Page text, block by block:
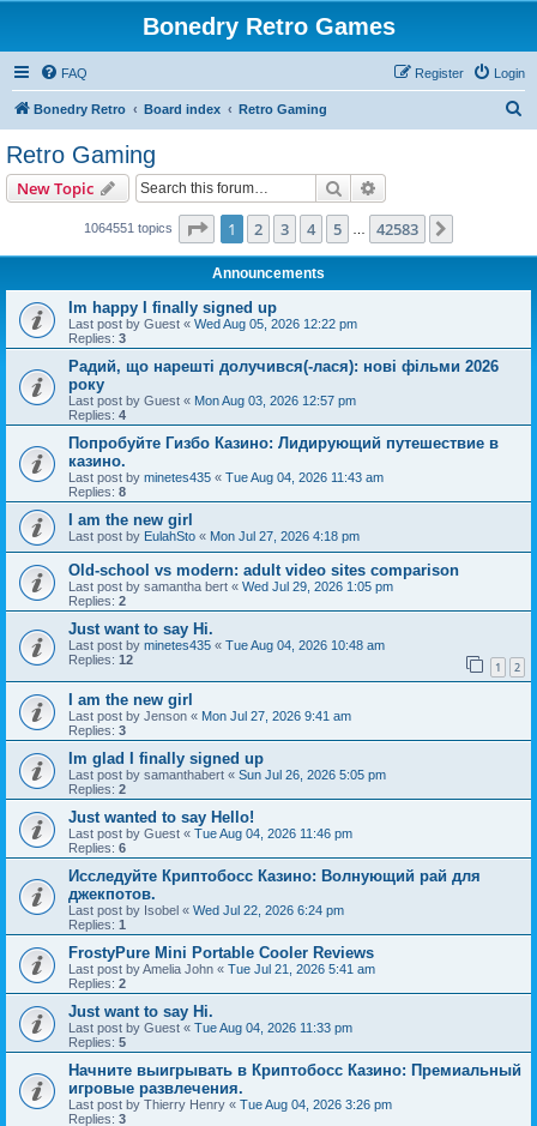
Bonedry Retro Games
FAQ Login
Register
Bonedry Retro Board index Retro Gaming
Retro Gaming
New Topic Search
1064551 topics Page 1of 42583
1 2 3 4 5 42583
Announcements
Im happy I finally signed up
Last post by Guest « Wed Aug 05, 2026 12:22 pm
Replies: 3
Радий, що нарешті долучився(-лася): нові фільми 2026
року
Last post by Guest « Mon Aug 03, 2026 12:57 pm
Replies: 4
Попробуйте Гизбо Казино: Лидирующий путешествие в
казино.
Last post by minetes435 « Tue Aug 04, 2026 11:43 am
Replies: 8
I am the new girl
Last post by EulahSto « Mon Jul 27, 2026 4:18 pm
Old-school vs modern: adult video sites comparison
Last post by samantha bert « Wed Jul 29, 2026 1:05 pm
Replies: 2
Just want to say Hi.
Last post by minetes435 « Tue Aug 04, 2026 10:48 am
Replies: 12 1 2
I am the new girl
Last post by Jenson « Mon Jul 27, 2026 9:41 am
Replies: 3
Im glad I finally signed up
Last post by samanthabert « Sun Jul 26, 2026 5:05 pm
Replies: 2
Just wanted to say Hello!
Last post by Guest « Tue Aug 04, 2026 11:46 pm
Replies: 6
Исследуйте Криптобосс Казино: Волнующий рай для
джекпотов.
Last post by Isobel « Wed Jul 22, 2026 6:24 pm
Replies: 1
FrostyPure Mini Portable Cooler Reviews
Last post byAmelia John « Tue Jul 21, 2026 5:41 am
Replies: 2
Just want to say Hi.
Last post by Guest « Tue Aug 04, 2026 11:33 pm
Replies: 5
Начните выигрывать в Криптобосс Казино: Премиальный
игровые развлечения.
Last post by Thierry Henry « Tue Aug 04, 2026 3:26 pm
Replies: 3